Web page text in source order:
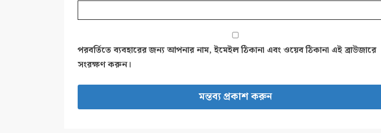
পরবর্তিতে ব্যবহারের জন্য আপনার নাম, ইমেইল ঠিকানা এবং ওয়েব ঠিকানা এই ব্রাউজারে
সংরক্ষণ করুন।